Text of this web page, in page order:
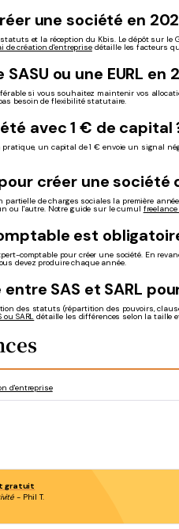
une société en
et la réception du Kbis. Le dépôt sur
de création d'entreprisedétaille les facteurs
ou une EURL en
si vous souhaitez maintenir vos
besoin de flexibilité statutaire.
avec 1 € de capital
En pratique, un capital de 1 € envoie un
créer une
de charges sociales la première
ou l'autre. Notre guide sur le cumul
est
comptable pour créer une société. En
devez produire chaque année.
SAS et SARL
des statuts (répartition des pouvoirs,
ou SARL détaille les différences selon la taille
d'entreprise
gratuit
- Phil T.